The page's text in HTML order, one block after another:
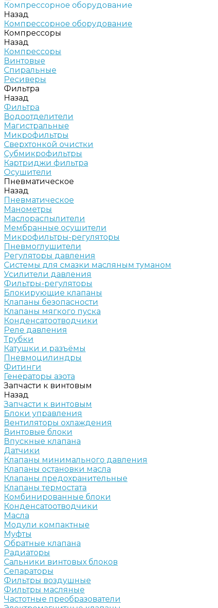
Компрессорное оборудование
Назад
Компрессорное оборудование
Компрессоры
Назад
Компрессоры
Винтовые
Спиральные
Ресиверы
Фильтра
Назад
Фильтра
Водоотделители
Магистральные
Микрофильтры
Сверхтонкой очистки
Субмикрофильтры
Картриджи фильтра
Осушители
Пневматическое
Назад
Пневматическое
Манометры
Маслораспылители
Мембранные осушители
Микрофильтры-регуляторы
Пневмоглушители
Регуляторы давления
Системы для смазки масляным туманом
Усилители давления
Фильтры-регуляторы
Блокирующие клапаны
Клапаны безопасности
Клапаны мягкого пуска
Конденсатоотводчики
Реле давления
Трубки
Катушки и разъёмы
Пневмоцилиндры
Фитинги
Генераторы азота
Запчасти к винтовым
Назад
Запчасти к винтовым
Блоки управления
Вентиляторы охлаждения
Винтовые блоки
Впускные клапана
Датчики
Клапаны минимального давления
Клапаны остановки масла
Клапаны предохранительные
Клапаны термостата
Комбинированные блоки
Конденсатоотводчики
Масла
Модули компактные
Муфты
Обратные клапана
Радиаторы
Сальники винтовых блоков
Сепараторы
Фильтры воздушные
Фильтры масляные
Частотные преобразователи